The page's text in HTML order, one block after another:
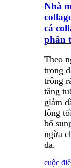
Nhà
cá
phân
Theo
trong
trông
tăng
giảm
lông
bổ
ngừa
da.
cuộc